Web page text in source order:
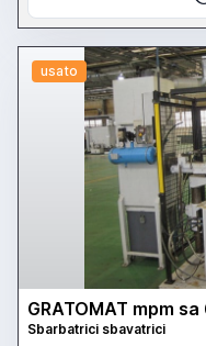
usato
GRATOMAT mpm
Sbarbatrici sbavatrici